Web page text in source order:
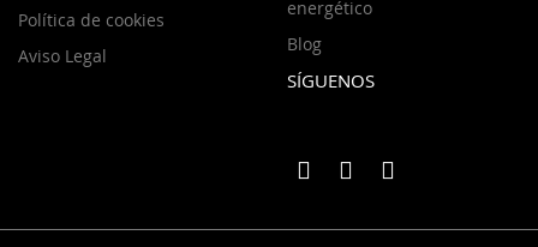
Política de cookies
Aviso Legal
energético
Blog
SÍGUENOS